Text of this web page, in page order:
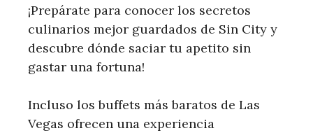
¡Prepárate para conocer los secretos
culinarios mejor guardados de Sin City y
descubre dónde saciar tu apetito sin
gastar una fortuna!
Incluso los buffets más baratos de Las
Vegas ofrecen una experiencia